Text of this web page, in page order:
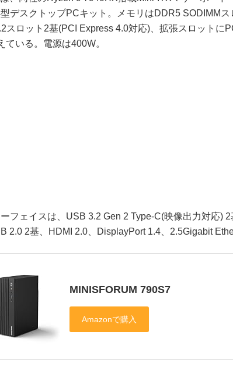
デスクトップPCキット。メモリはDDR5 SODIMMス
スロット2基(PCI Express 4.0対応)、拡張スロットに
ている。電源は400W。
フェイスは、USB 3.2 Gen 2 Type-C(映像出力対応) 2
2.0 2基、HDMI 2.0、DisplayPort 1.4、2.5Gigabit
MINISFORUM 790S7